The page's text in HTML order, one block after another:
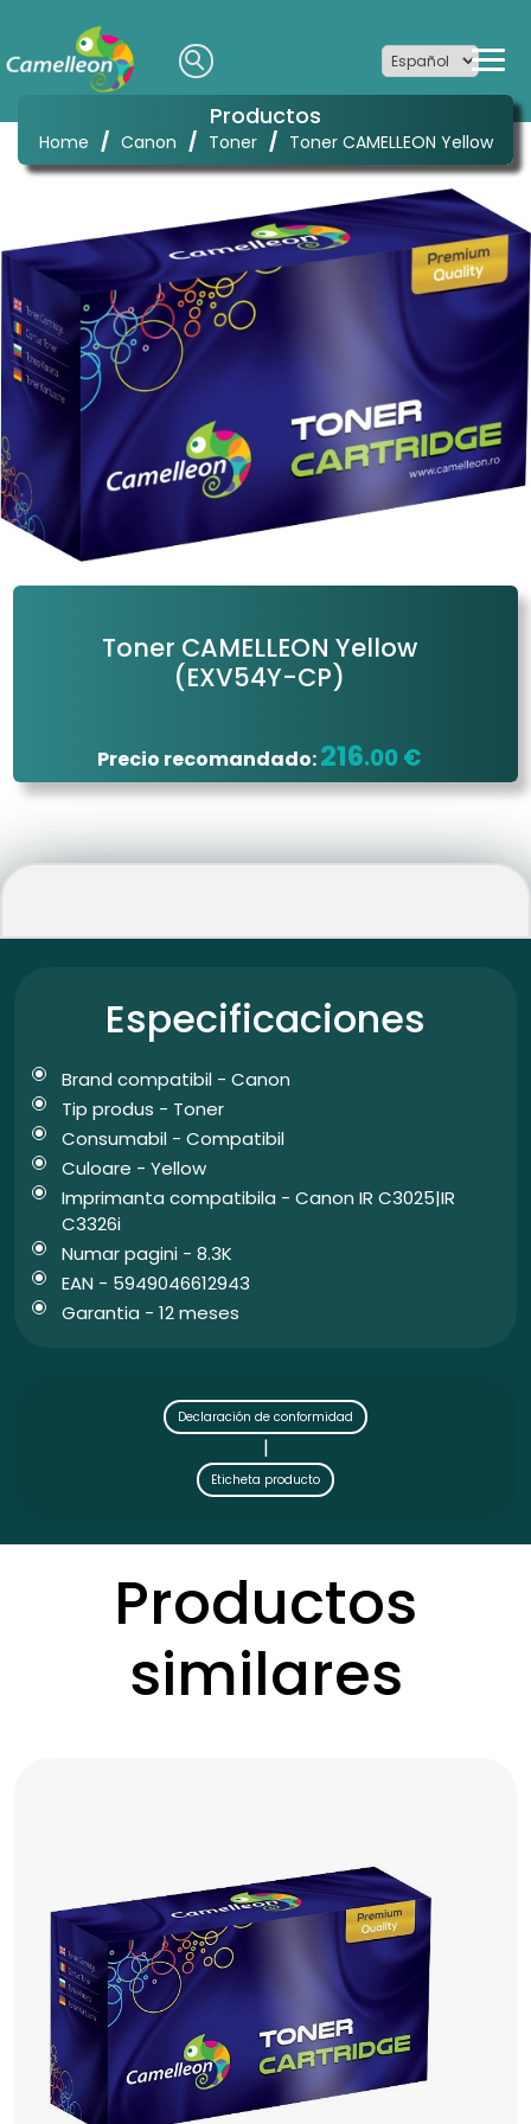
Productos
Home / Canon / Toner / Toner CAMELLEON Yellow
Toner CAMELLEON Yellow
(EXV54Y-CP)
Precio recomandado:216.00 €
Especificaciones
Brand compatibil - Canon
Tip produs - Toner
Consumabil - Compatibil
Culoare - Yellow
Imprimanta compatibila - Canon IR C3025|IR
C3326i
Numar pagini - 8.3K
EAN - 5949046612943
Garantia - 12 meses
Declaración de conformidad
|
Eticheta producto
Productos
similares